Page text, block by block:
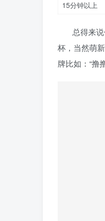
15分钟以上
总得来
杯，当然萌
牌比如：“撸